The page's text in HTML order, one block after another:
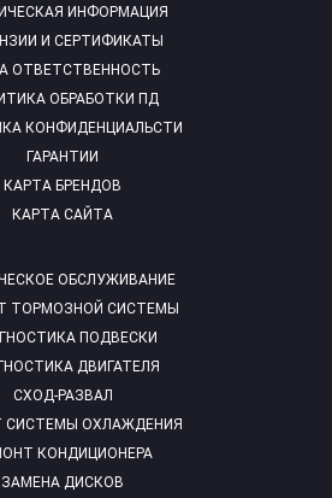
ОБСЛУЖИВАНИЕ
ТОРМОЗНОЙ СИСТЕМЫ
ПОДВЕСКИ
ДВИГАТЕЛЯ
СХОД-РАЗВАЛ
СИСТЕМЫ ОХЛАЖДЕНИЯ
КОНДИЦИОНЕРА
ЗАМЕНА ДИСКОВ
ИНФОРМАЦИЯ
И СЕРТИФИКАТЫ
ОТВЕТСТВЕННОСТЬ
ОБРАБОТКИ ПД
КОНФИДЕНЦИАЛЬСТИ
ГАРАНТИИ
КАРТА БРЕНДОВ
КАРТА САЙТА